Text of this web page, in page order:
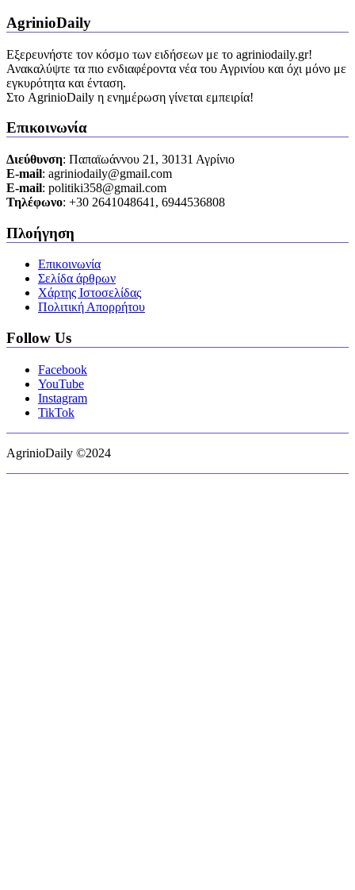
AgrinioDaily
Εξερευνήστε τον κόσμο των ειδήσεων με το agriniodaily.gr!
Ανακαλύψτε τα πιο ενδιαφέροντα νέα του Αγρινίου και όχι μόνο με
εγκυρότητα και ένταση.
Στο AgrinioDaily η ενημέρωση γίνεται εμπειρία!
Επικοινωνία
Διεύθυνση: Παπαϊωάννου 21, 30131 Αγρίνιο
Ε-mail: agriniodaily@gmail.com
Ε-mail: politiki358@gmail.com
Τηλέφωνο: +30 2641048641, 6944536808
Πλοήγηση
Επικοινωνία
Σελίδα άρθρων
Χάρτης Ιστοσελίδας
Πολιτική Απορρήτου
Follow Us
Facebook
YouTube
Instagram
TikTok
AgrinioDaily ©2024